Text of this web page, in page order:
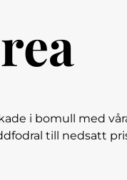
i bomull med
till nedsatt